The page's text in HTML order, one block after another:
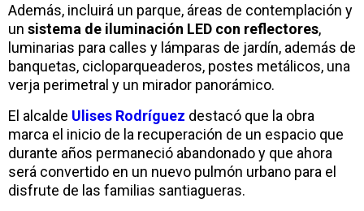
Además, incluirá un parque, áreas de contemplación y
un sistema de iluminación LED con reflectores,
luminarias para calles y lámparas de jardín, además de
banquetas, cicloparqueaderos, postes metálicos, una
verja perimetral y un mirador panorámico.
El alcalde Ulises Rodríguez destacó que la obra
marca el inicio de la recuperación de un espacio que
durante años permaneció abandonado y que ahora
será convertido en un nuevo pulmón urbano para el
disfrute de las familias santiagueras.